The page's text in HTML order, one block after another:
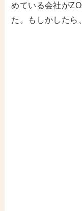
めている会社が
た。もしかしたら